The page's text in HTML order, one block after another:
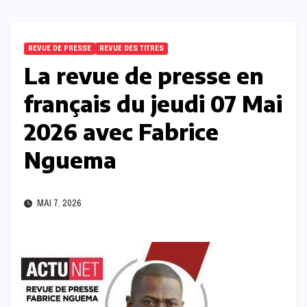
REVUE DE PRESSE REVUE DES TITRES
La revue de presse en
français du jeudi 07 Mai
2026 avec Fabrice
Nguema
MAI 7, 2026